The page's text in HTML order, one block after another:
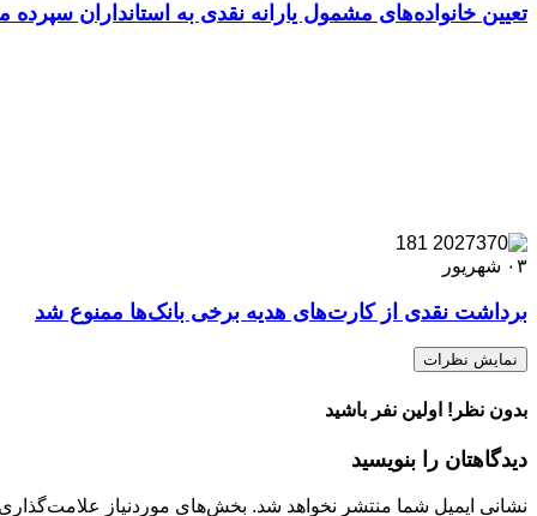
تعیین خانواده‌های مشمول یارانه نقدی به استانداران
۰۳ شهریور
برداشت نقدی از کارت‌های هدیه برخی بانک‌ها ممنوع شد
نمایش نظرات
بدون نظر! اولین نفر باشید
دیدگاهتان را بنویسید
نشانی ایمیل شما منتشر نخواهد شد. بخش‌های موردنیاز